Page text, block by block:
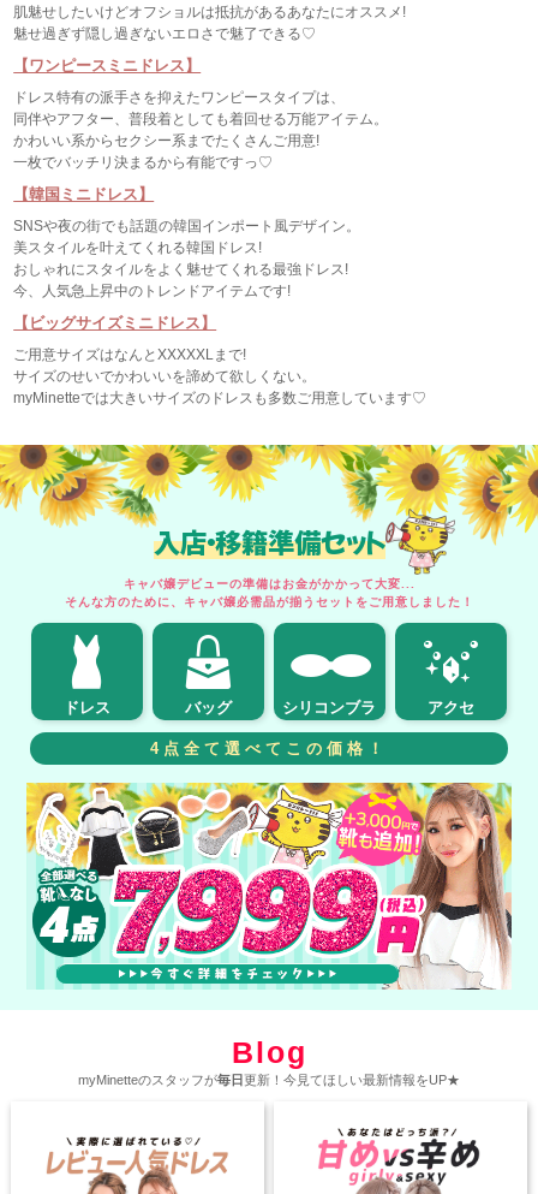
肌魅せしたいけどオフショルは抵抗があるあなたにオススメ!
魅せ過ぎず隠し過ぎないエロさで魅了できる♡
【ワンピースミニドレス】
ドレス特有の派手さを抑えたワンピースタイプは、
同伴やアフター、普段着としても着回せる万能アイテム。
かわいい系からセクシー系までたくさんご用意!
一枚でバッチリ決まるから有能ですっ♡
【韓国ミニドレス】
SNSや夜の街でも話題の韓国インポート風デザイン。
美スタイルを叶えてくれる韓国ドレス!
おしゃれにスタイルをよく魅せてくれる最強ドレス!
今、人気急上昇中のトレンドアイテムです!
【ビッグサイズミニドレス】
ご用意サイズはなんとXXXXXLまで!
サイズのせいでかわいいを諦めて欲しくない。
myMinetteでは大きいサイズのドレスも多数ご用意しています♡
入店・移籍準備セット
キャバ嬢デビューの準備はお金がかかって大変...
そんな方のために、キャバ嬢必需品が揃うセットをご用意しました！
ドレス バッグ シリコンブラ アクセ
4点全て選べてこの価格！
Blog
myMinetteのスタッフが毎日更新！今見てほしい最新情報をUP★